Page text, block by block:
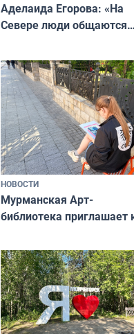
Аделаида Егорова: «На
Севере люди общаются
а потому что
ты им интересен»
НОВОСТИ
Мурманская Арт-
библиотека приглашает
и фотографов